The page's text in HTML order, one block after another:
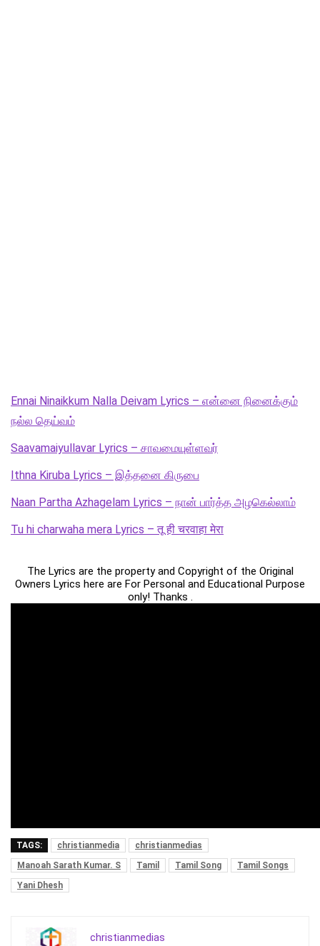
Ennai Ninaikkum Nalla Deivam Lyrics – என்னை நினைக்கும்
நல்ல தெய்வம்
Saavamaiyullavar Lyrics – சாவமையுள்ளவர்
Ithna Kiruba Lyrics – இத்தனை கிருபை
Naan Partha Azhagelam Lyrics – நான் பார்த்த அழகெல்லாம்
Tu hi charwaha mera Lyrics – तू ही चरवाहा मेरा
The Lyrics are the property and Copyright of the Original
Owners Lyrics here are For Personal and Educational Purpose
only! Thanks .
TAGS: christianmedia
christianmedias
Manoah Sarath Kumar. S
Tamil Tamil Song
Tamil Songs
Yani Dhesh
christianmedias